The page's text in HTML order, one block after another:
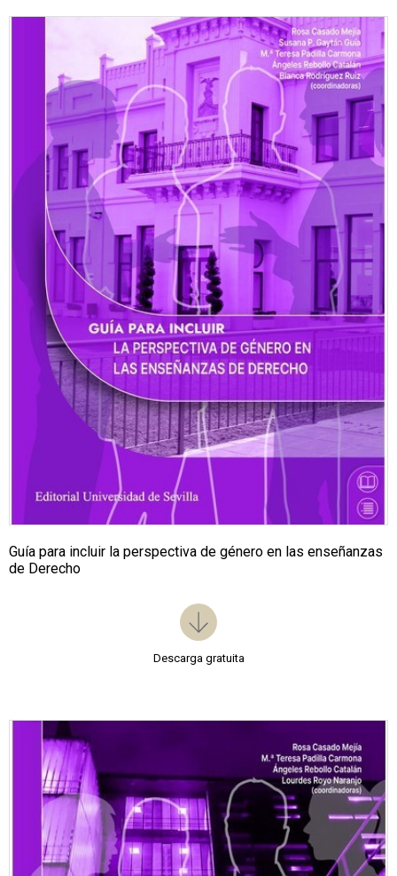
Guía para incluir la perspectiva de género en las enseñanzas
de Derecho
Descarga gratuita